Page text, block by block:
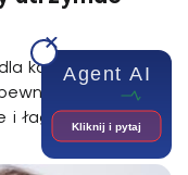
kobiety, jednak
produkty i
łagodzenie...
Agent AI
Kliknij i pytaj